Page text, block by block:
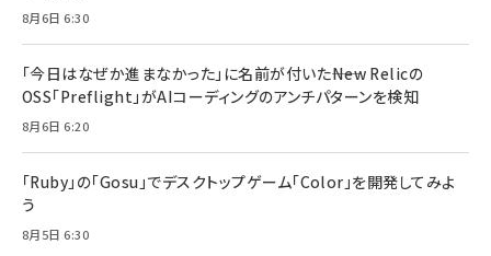
8月6日 6:30
「今日はなぜか進まなかった」に名前が付いた――New Relicの
OSS「Preflight」がAIコーディングのアンチパターンを検知
8月6日 6:20
「Ruby」の「Gosu」でデスクトップゲーム「Color」を開発してみよ
う
8月5日 6:30